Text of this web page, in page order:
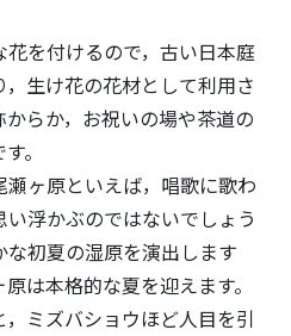
を付けるので，古い日本庭
生け花の花材として利用さ
らか，お祝いの場や茶道の
。
ヶ原といえば，唱歌に歌わ
浮かぶのではないでしょう
初夏の湿原を演出します
は本格的な夏を迎えます。
ミズバショウほど人目を引